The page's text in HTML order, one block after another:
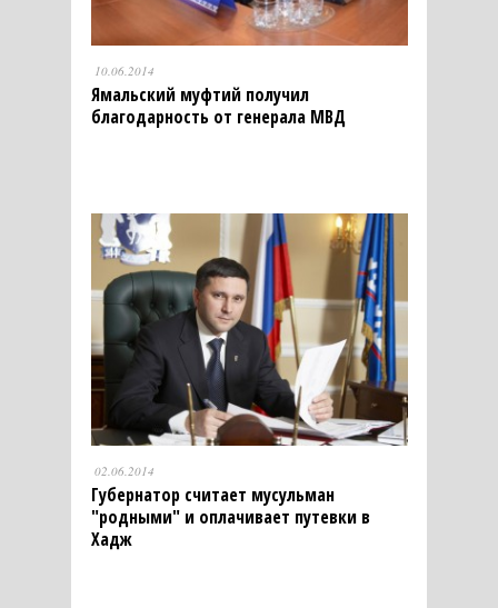
10.06.2014
Ямальский муфтий получил
благодарность от генерала МВД
02.06.2014
Губернатор считает мусульман
"родными" и оплачивает путевки в
Хадж